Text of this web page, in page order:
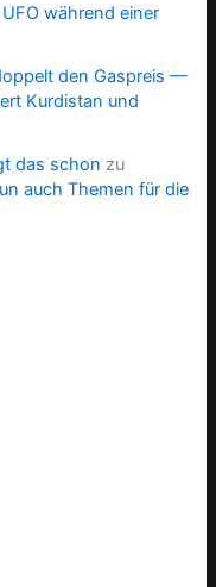
während einer
den Gaspreis —
Kurdistan und
das schon zu
auch Themen für die